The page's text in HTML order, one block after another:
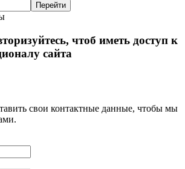
чтоб иметь доступ к
сайта
свои контактные данные, чтобы мы